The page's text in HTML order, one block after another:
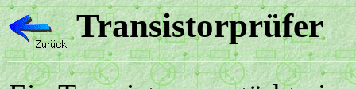
Transistorprüfer